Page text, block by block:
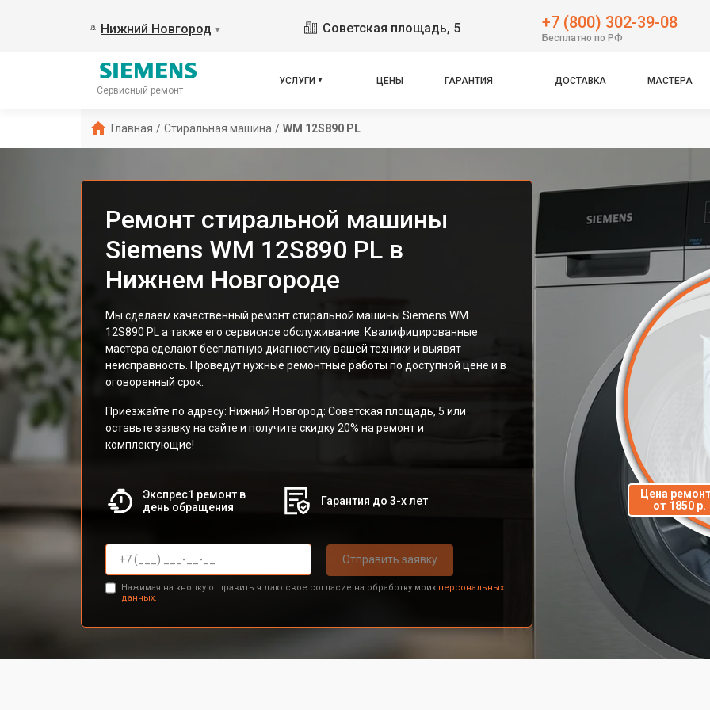
Нижний Новгород ▼ Советская площадь, 5 +7 (800) 302-39-08
Бесплатно по РФ
Сервисный ремонт
УСЛУГИ ЦЕНЫ ГАРАНТИЯ ДОСТАВКА МАСТЕРА
Главная / Стиральная машина / WM 12S890 PL
Ремонт стиральной машины
Siemens WM 12S890 PL в
Нижнем Новгороде
Мы сделаем качественный ремонт стиральной машины Siemens WM
12S890 PL а также его сервисное обслуживание. Квалифицированные
мастера сделают бесплатную диагностику вашей техники и выявят
неисправность. Проведут нужные ремонтные работы по доступной цене и в
оговоренный срок.
Приезжайте по адресу: Нижний Новгород: Советская площадь, 5 или
оставьте заявку на сайте и получите скидку 20% на ремонт и
комплектующие!
Экспрес1 ремонт в
день обращения
Гарантия до 3-х лет
Отправить заявку
Нажимая на кнопку отправить я даю свое согласие на обработку моих персональных
данных.
Цена
от 1850 р.